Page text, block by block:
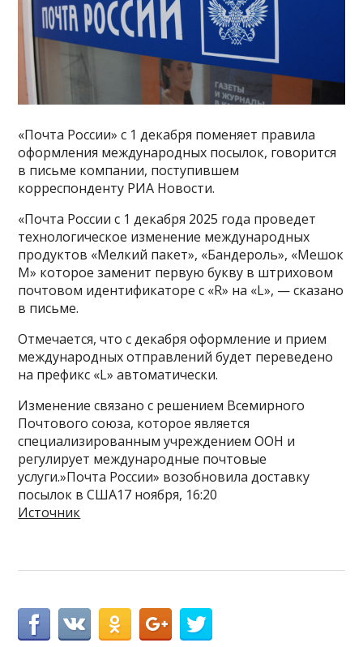
«Почта России» с 1 декабря поменяет правила
оформления международных посылок, говорится
в письме компании, поступившем
корреспонденту РИА Новости.
«Почта России с 1 декабря 2025 года проведет
технологическое изменение международных
продуктов «Мелкий пакет», «Бандероль», «Мешок
М» которое заменит первую букву в штриховом
почтовом идентификаторе с «R» на «L», — сказано
в письме.
Отмечается, что с декабря оформление и прием
международных отправлений будет переведено
на префикс «L» автоматически.
Изменение связано с решением Всемирного
Почтового союза, которое является
специализированным учреждением ООН и
регулирует международные почтовые
услуги.»Почта России» возобновила доставку
посылок в США17 ноября, 16:20
Источник